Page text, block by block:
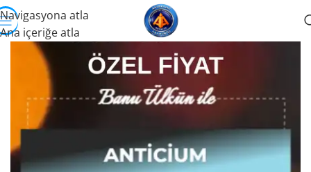
Navigasyona atla
Ana içeriğe atla